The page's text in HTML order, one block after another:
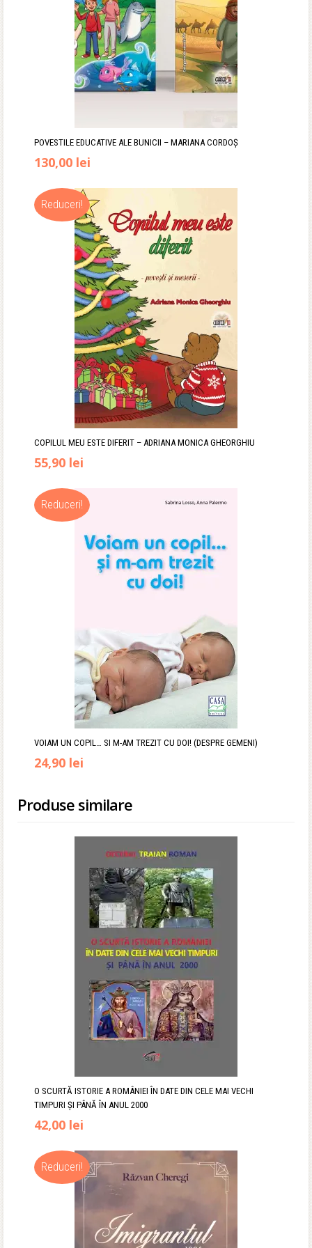
POVESTILE EDUCATIVE ALE BUNICII – MARIANA CORDOȘ
130,00 lei
Reduceri!
COPILUL MEU ESTE DIFERIT – ADRIANA MONICA GHEORGHIU
Prețul
inițial
a
55,90 lei
este:
55,90 lei.
Reduceri!
VOIAM UN COPIL… SI M-AM TREZIT CU DOI! (DESPRE GEMENI)
Prețul
a
24,90 lei
este:
24,90 lei.
Produse similare
O SCURTĂ ISTORIE A ROMÂNIEI ÎN DATE DIN CELE MAI VECHI
TIMPURI ȘI PÂNĂ ÎN ANUL 2000
42,00 lei
Reduceri!